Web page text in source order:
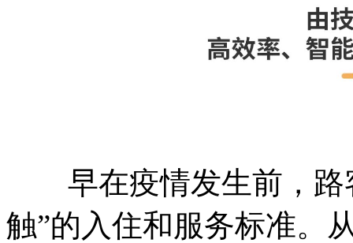
早在疫情发生前，路
触”的入住和服务标准。